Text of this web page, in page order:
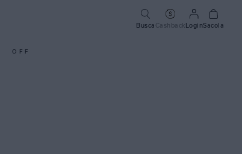
Busca CashbackLoginSacola
OFF